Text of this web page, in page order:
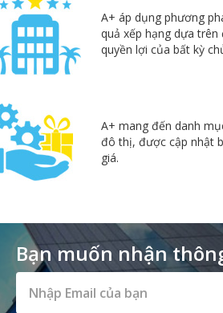
A+ áp dụng phương
quả xếp hạng dựa
quyền lợi của bất kỳ
A+ mang đến danh
đô thị, được cập nhật
giá.
Bạn muốn nhận